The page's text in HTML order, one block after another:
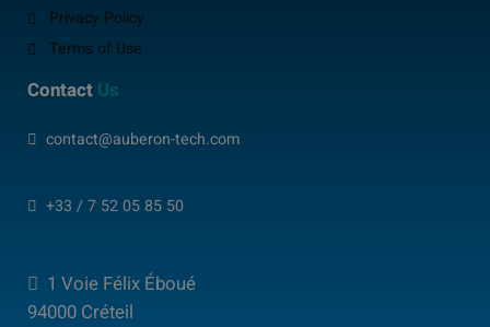
Privacy Policy
Terms of Use
Contact Us
contact@auberon-tech.com
+33 / 7 52 05 85 50
1 Voie Félix Éboué
94000 Créteil